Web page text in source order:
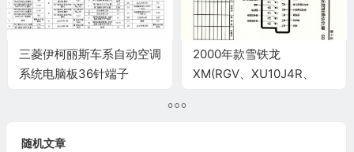
三菱伊柯丽斯车系自动空调
系统电脑板36针端子
2000年款雪铁龙
XM(RGV、XU10J4R、
随机文章